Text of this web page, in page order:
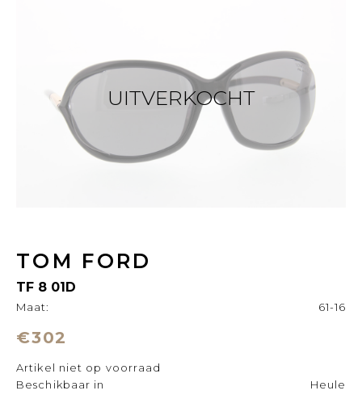
UITVERKOCHT
TOM FORD
TF 8 01D
Maat: 61-16
€302
Artikel niet op voorraad
Beschikbaar in
Heule